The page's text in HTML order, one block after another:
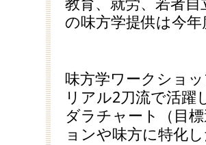
の味方学提供は今
味方学ワークショ
リアル2刀流で活躍
ダラチャート（目
ョンや味方に特化